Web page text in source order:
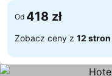
Od 418 zł
Zobacz ceny z 12 stron